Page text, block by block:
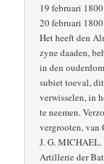
19 februari
20 februari
Het heeft den
zyne daaden,
in den
subiet toeval,
verwisselen, in
te neemen.
vergrooten, van
J. G.
Artillerie der